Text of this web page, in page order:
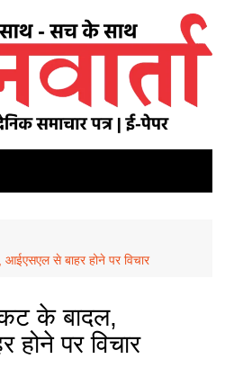
से बाहर होने पर विचार
के बादल,
पर विचार